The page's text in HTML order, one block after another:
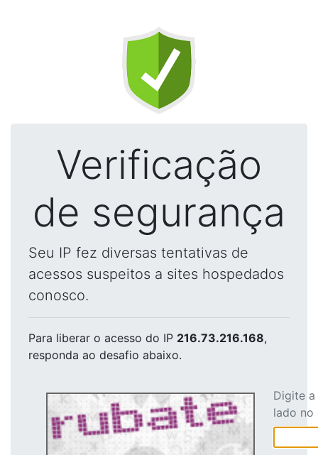
Verificação
de segurança
Seu IP fez diversas tentativas de
acessos suspeitos a sites hospedados
conosco.
Para liberar o acesso do IP 216.73.216.168,
responda ao desafio abaixo.
Digite
lado no